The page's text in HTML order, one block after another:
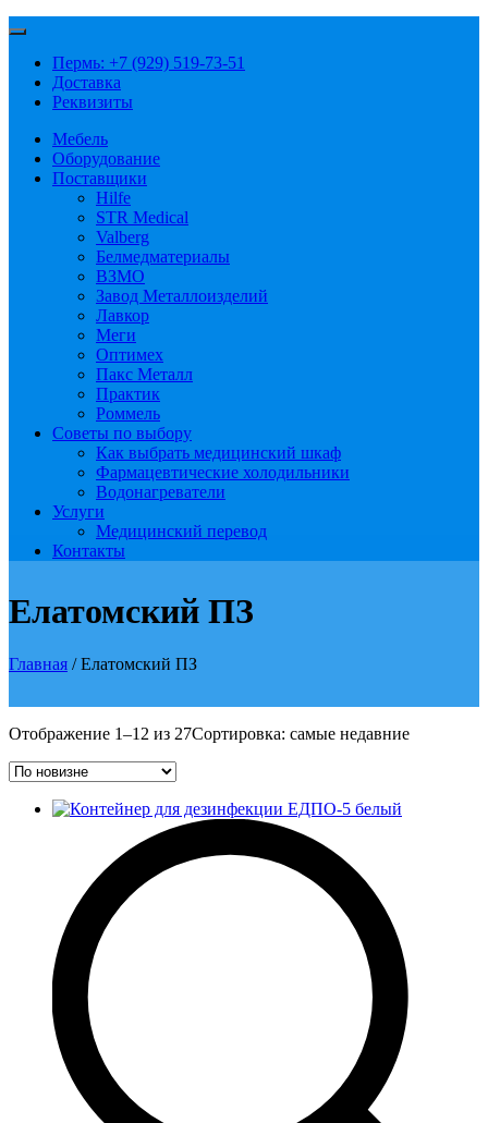
Пермь: +7 (929) 519-73-51
Доставка
Реквизиты
Мебель
Оборудование
Поставщики
Hilfe
STR Medical
Valberg
Белмедматериалы
ВЗМО
Завод Металлоизделий
Лавкор
Меги
Оптимех
Пакс Металл
Практик
Роммель
Советы по выбору
Как выбрать медицинский шкаф
Фармацевтические холодильники
Водонагреватели
Услуги
Медицинский перевод
Контакты
Елатомский ПЗ
Главная / Елатомский ПЗ
Отображение 1–12 из 27Сортировка: самые недавние